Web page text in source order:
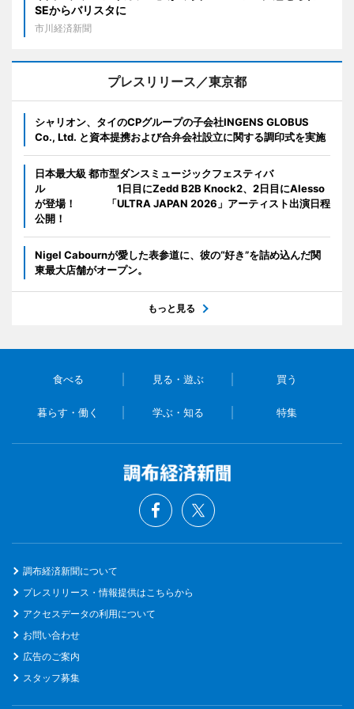
SEからバリスタに
市川経済新聞
プレスリリース／東京都
シャリオン、タイのCPグループの子会社INGENS GLOBUS
Co., Ltd. と資本提携および合弁会社設立に関する調印式を実施
日本最大級 都市型ダンスミュージックフェスティバ
ル 1日目にZedd B2B Knock2、2日目にAlesso
が登場！ 「ULTRA JAPAN 2026」アーティスト出演日程
公開！
Nigel Cabournが愛した表参道に、彼の“好き”を詰め込んだ関
東最大店舗がオープン。
もっと見る
食べる 見る・遊ぶ 買う
暮らす・働く 学ぶ・知る 特集
調布経済新聞について
プレスリリース・情報提供はこちらから
アクセスデータの利用について
お問い合わせ
広告のご案内
スタッフ募集